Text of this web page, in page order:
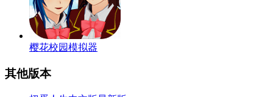
樱花校园模拟器
其他版本